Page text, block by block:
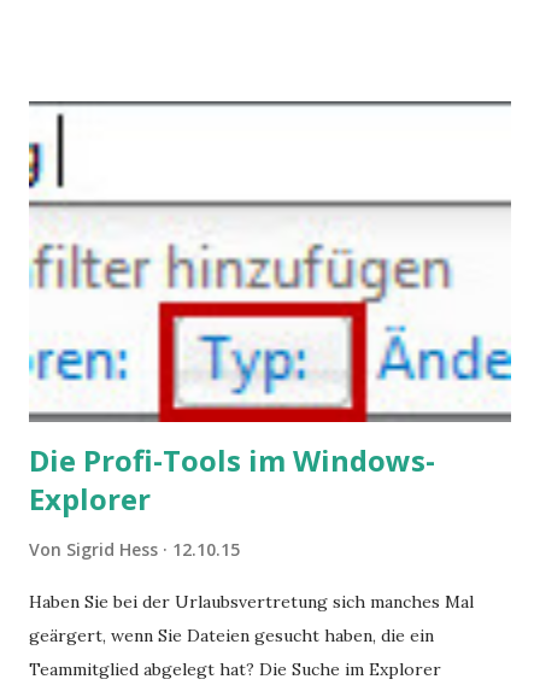
Angstzuständen ihrer Mitglieder. Dafür könnte es Gründe
geben, die weitgehend noch im Dunkeln zu liegen scheinen.
Die Profi-Tools im Windows-
Explorer
Von Sigrid Hess 12.10.15
Haben Sie bei der Urlaubsvertretung sich manches Mal
geärgert, wenn Sie Dateien gesucht haben, die ein
Teammitglied abgelegt hat? Die Suche im Explorer